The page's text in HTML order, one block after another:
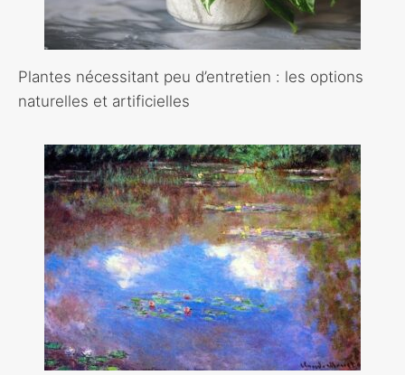
Plantes nécessitant peu d’entretien : les options
naturelles et artificielles